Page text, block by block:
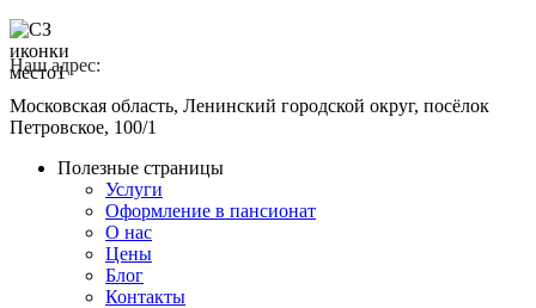
Наш адрес:
Московская область, Ленинский городской округ, посёлок
Петровское, 100/1
Полезные страницы
Услуги
Оформление в пансионат
О нас
Цены
Блог
Контакты